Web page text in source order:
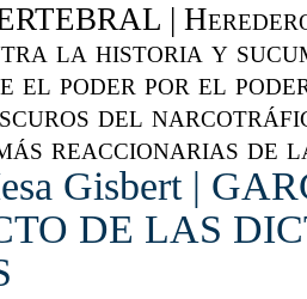
|
la historia y
el poder por el
del
reaccionarias de
Gisbert |
DE LAS